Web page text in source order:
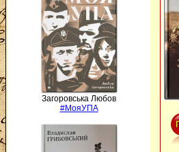
Загоровська Любов
#МояУПА